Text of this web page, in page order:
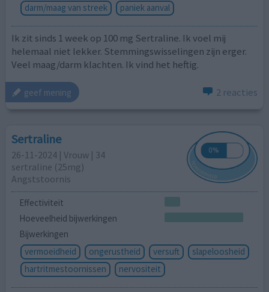
darm/maag van streek
paniek aanval
Ik zit sinds 1 week op 100 mg Sertraline. Ik voel mij
helemaal niet lekker. Stemmingswisselingen zijn erger.
Veel maag/darm klachten. Ik vind het heftig.
geef mening 2 reacties
Sertraline
26-11-2024 | Vrouw | 34
sertraline (25mg)
Angststoornis
Effectiviteit
Hoeveelheid bijwerkingen
Bijwerkingen
vermoeidheid
ongerustheid versuft
slapeloosheid
hartritmestoornissen
nervositeit